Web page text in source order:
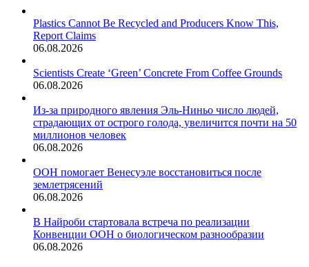
Plastics Cannot Be Recycled and Producers Know This,
Report Claims
06.08.2026
Scientists Create ‘Green’ Concrete From Coffee Grounds
06.08.2026
Из-за природного явления Эль-Ниньо число людей,
страдающих от острого голода, увеличится почти на 50
миллионов человек
06.08.2026
ООН помогает Венесуэле восстановиться после
землетрясений
06.08.2026
В Найроби стартовала встреча по реализации
Конвенции ООН о биологическом разнообразии
06.08.2026